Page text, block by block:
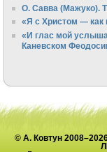
О. Савва (Мажуко).
«Я с Христом — как
«И глас мой
Каневском
© А. Ковтун